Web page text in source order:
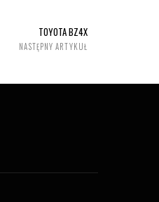
TOYOTA BZ4X
NASTĘPNY ARTYKUŁ